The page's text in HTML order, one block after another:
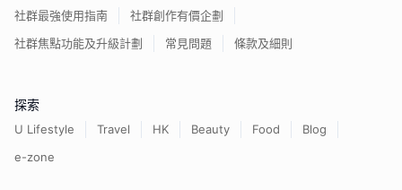
社群最強使用指南
社群創作有價企劃
社群焦點功能及升級計劃
常見問題 條款及細則
探索
U Lifestyle Travel HK Beauty Food
Blog
e-zone